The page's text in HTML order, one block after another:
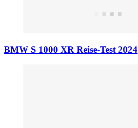
BMW S 1000 XR Reise-Test 2024